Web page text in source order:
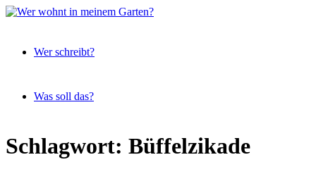
wohnt
meinem
vor der
Terrassentür
Wer schreibt?
Was soll das?
Skip
to
Schlagwort: Büffelzikade